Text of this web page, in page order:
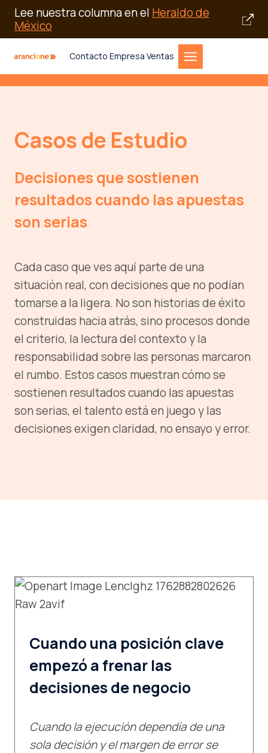
Lee nuestra columna en el Heraldo de
México
contenido
Contacto Empresa Ventas
Casos de Estudio
Decisiones que sostienen
resultados cuando las apuestas
son serias
Cada caso que ves aquí parte de una
situación real, con decisiones que no podían
tomarse a la ligera. No son historias de éxito
construidas hacia atrás, sino procesos donde
el criterio, la lectura del contexto y la
responsabilidad sobre las personas marcaron
el rumbo. Estos casos muestran cómo se
sostienen resultados cuando las apuestas
son serias, el talento está en juego y las
decisiones exigen claridad, no ensayo y error.
Cuando una posición clave
empezó a frenar las
decisionesde negocio
Cuando la ejecución dependía de una
sola decisión y el margen de error se